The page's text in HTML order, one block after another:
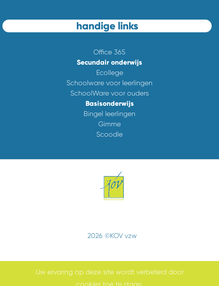
handige links
Office 365
Secundair onderwijs
Ecollege
Schoolware voor leerlingen
SchoolWare voor ouders
Basisonderwijs
Bingel leerlingen
Gimme
Scoodle
2026 ©KOV vzw
Uw ervaring op deze site wordt verbeterd door
cookies toe te staan.